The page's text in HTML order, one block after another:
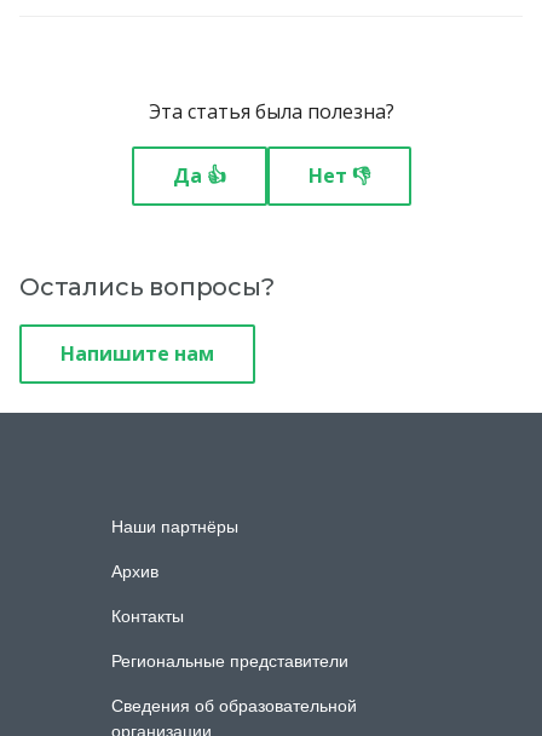
Эта статья была полезна?
Да 👍 Нет 👎
Остались вопросы?
Напишите нам
Наши партнёры
Архив
Контакты
Региональные представители
Сведения об образовательной
организации